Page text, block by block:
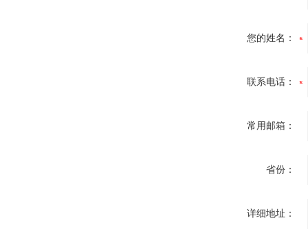
您的姓名：
联系电话：
常用邮箱：
省份：
详细地址：